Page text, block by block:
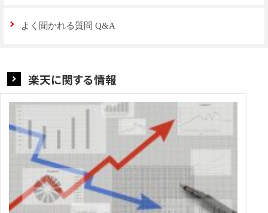
よく聞かれる質問 Q&A
楽天に関する情報